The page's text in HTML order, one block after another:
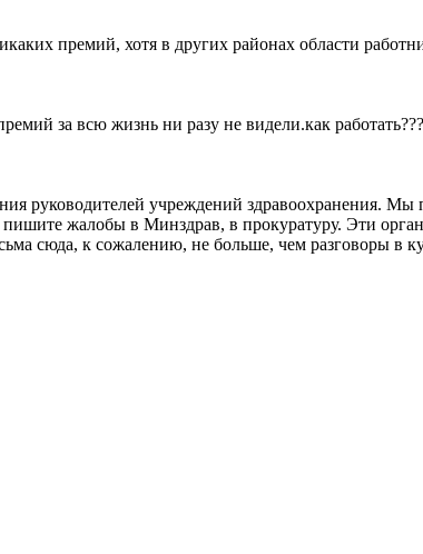
премий, хотя в других районах области
за всю жизнь ни разу не видели.как
руководителей учреждений здравоохранения. Мы
пишите жалобы в Минздрав, в прокуратуру. Эти
сюда, к сожалению, не больше, чем разговоры в